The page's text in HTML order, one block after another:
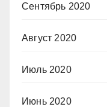
Сентябрь 2020
Август 2020
Июль 2020
Июнь 2020